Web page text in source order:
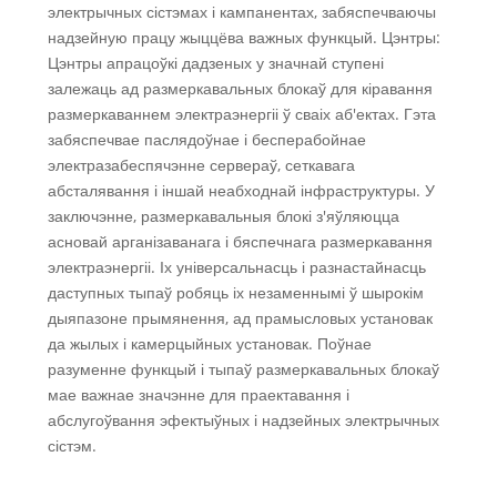
электрычных сістэмах і кампанентах, забяспечваючы
надзейную працу жыццёва важных функцый. Цэнтры:
Цэнтры апрацоўкі дадзеных у значнай ступені
залежаць ад размеркавальных блокаў для кіравання
размеркаваннем электраэнергіі ў сваіх аб'ектах. Гэта
забяспечвае паслядоўнае і бесперабойнае
электразабеспячэнне сервераў, сеткавага
абсталявання і іншай неабходнай інфраструктуры. У
заключэнне, размеркавальныя блокі з'яўляюцца
асновай арганізаванага і бяспечнага размеркавання
электраэнергіі. Іх універсальнасць і разнастайнасць
даступных тыпаў робяць іх незаменнымі ў шырокім
дыяпазоне прымянення, ад прамысловых установак
да жылых і камерцыйных установак. Поўнае
разуменне функцый і тыпаў размеркавальных блокаў
мае важнае значэнне для праектавання і
абслугоўвання эфектыўных і надзейных электрычных
сістэм.